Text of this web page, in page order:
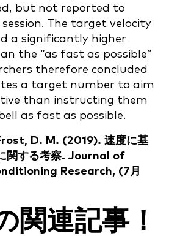
but not reported to
The target velocity
a significantly higher
the “as fast as possible”
therefore concluded
a target number to aim
than instructing them
as fast as possible.
D. M. (2019). 速度に基
関する考察. Journal of
Research, (7月
関連記事！